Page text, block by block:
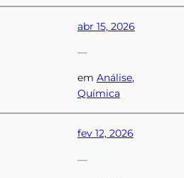
abr 15, 2026
—
em Análise,
Química
fev 12, 2026
—